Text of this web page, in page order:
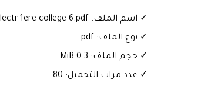
✓ اسم الملف: Cour-prevention-des-dangers-du-courant-electr-1ere-college-6.pdf
✓ نوع الملف: pdf
✓ حجم الملف: 0.3 MiB
✓ عدد مرات التحميل: 80